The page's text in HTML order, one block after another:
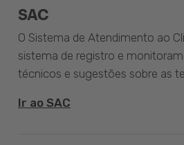
SAC
O Sistema de Atendimento ao
sistema de registro e
técnicos e sugestões sobre as
Ir ao SAC